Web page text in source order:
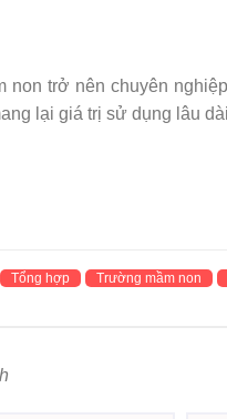
trở nên chuyên
lại giá trị sử dụng lâu
Tổng hợp Trường mầm non